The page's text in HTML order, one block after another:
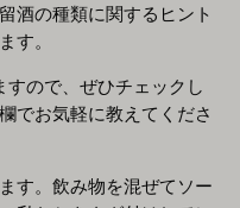
酒の種類に関するヒント
す。
ので、ぜひチェックし
でお気軽に教えてくださ
す。飲み物を混ぜてソー